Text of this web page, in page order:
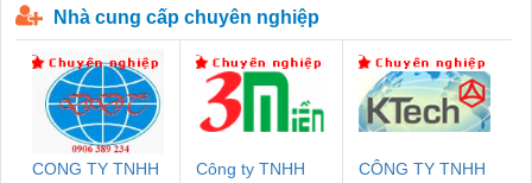
Nhà cung cấp chuyên nghiệp
CONG TY TNHH
Công ty TNHH
CÔNG TY TNHH